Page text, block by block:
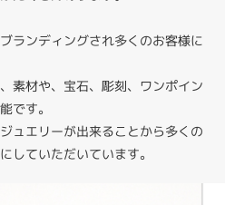
ランディングされ多くのお客様に
素材や、宝石、彫刻、ワンポイン
です。
ュエリーが出来ることから多くの
していただいています。